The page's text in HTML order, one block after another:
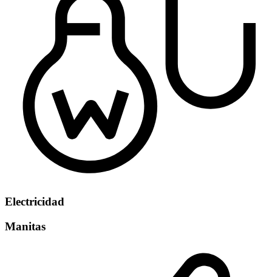
Electricidad
Manitas